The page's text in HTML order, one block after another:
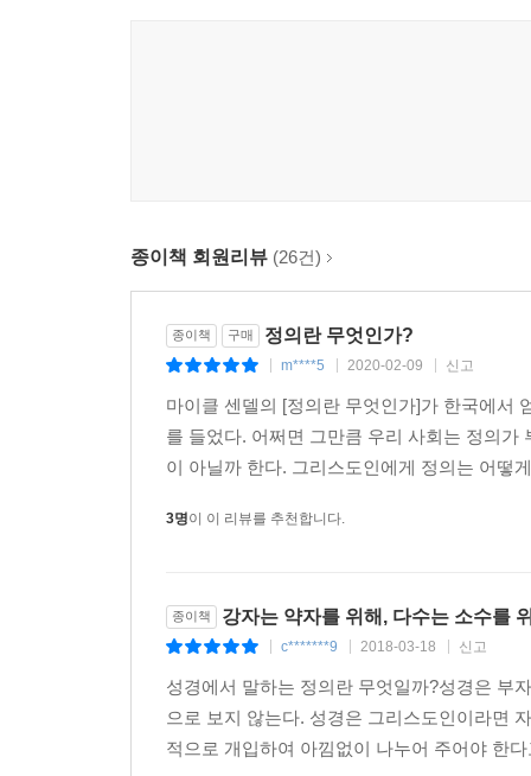
정의는 따라서 사랑을 행하는 정의이고, 은혜를
사랑의 마음이다. 그리고 사랑을 추구하는 사람
수 없다. 하나님의 사랑만이 정의로운 사랑이요,
치밀한 성경적 탐구와 탁월한 현실적 적용으로
크리스천에게 주시는 보화 같은 책이다.
[ 누구를 위한 책인가 ]
1. 정의에 관심은 있지만, 자신의 삶으로 연결시키
신학적인 강조점을 바꿔야만 한다고 믿는 사람들.
4. 종교가 모든 것을 오염시켰으며, 특히 기독교는
[ 무엇을 말하는 책인가 ]
성경이야말로 의로운 일을 하는 데 가장 큰 걸
종이책 회원리뷰 (26건)
종이책 구매 정의란 무엇인가?
m****5 2020-02-09 신고
마이클 센델의 [정의란 무엇인가]가 한국에서
를 들었다. 어쩌면 그만큼 우리 사회는 정의
이 아닐까 한다. 그리스도인에게 정의는 어떻
3명이 이 리뷰를 추천합니다.
종이책 강자는 약자를 위해, 다수는 소수를
c*******9 2018-03-18 신고
성경에서 말하는 정의란 무엇일까?성경은 부
으로 보지 않는다. 성경은 그리스도인이라면
적으로 개입하여 아낌없이 나누어 주어야 한